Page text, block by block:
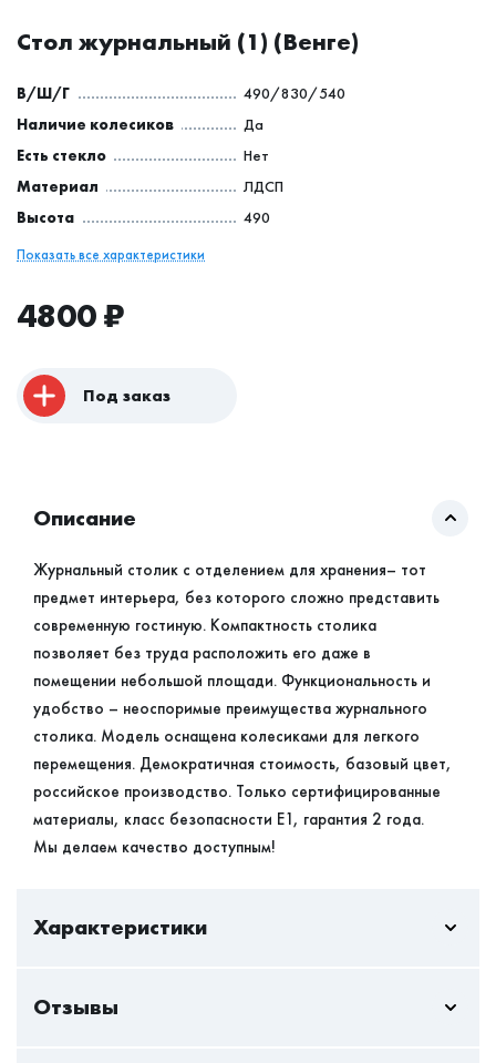
Стол журнальный (1) (Венге)
В/Ш/Г
490/830/540
Наличие колесиков
Да
Есть стекло
Нет
Материал
ЛДСП
Высота
490
Показать все характеристики
4800₽
Под заказ
Описание
Журнальный столик с отделением для хранения– тот
предмет интерьера, без которого сложно представить
современную гостиную. Компактность столика
позволяет без труда расположить его даже в
помещении небольшой площади. Функциональность и
удобство – неоспоримые преимущества журнального
столика. Модель оснащена колесиками для легкого
перемещения. Демократичная стоимость, базовый цвет,
российское производство. Только сертифицированные
материалы, класс безопасности Е1, гарантия 2 года.
Мы делаем качество доступным!
Характеристики
В/Ш/Г 490/830/540
Отзывы